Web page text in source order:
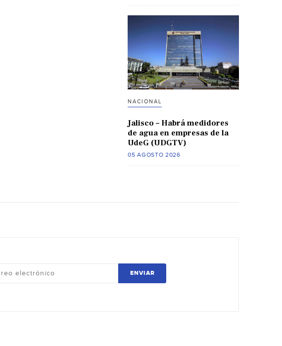
NACIONAL
Jalisco – Habrá medidores
de agua en empresas de la
UdeG (UDGTV)
05 AGOSTO 2026
ENVIAR